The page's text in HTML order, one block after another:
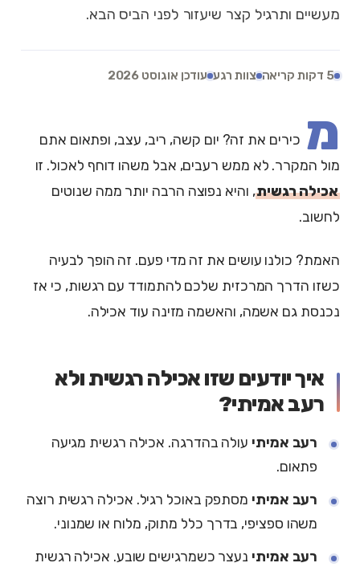
מעשיים ותרגיל קצר שיעזור לפני הביס הבא.
5 דקות קריאה צוות רגע עודכן אוגוסט 2026
מ כירים את זה? יום קשה, ריב, עצב, ופתאום אתם
מול המקרר. לא ממש רעבים, אבל משהו דוחף לאכול. זו
אכילה רגשית, והיא נפוצה הרבה יותר ממה שנוטים
לחשוב.
האמת? כולנו עושים את זה מדי פעם. זה הופך לבעיה
כשזו הדרך המרכזית שלכם להתמודד עם רגשות, כי אז
נכנסת גם אשמה, והאשמה מזינה עוד אכילה.
איך יודעים שזו אכילה רגשית ולא
רעב אמיתי?
רעב אמיתי עולה בהדרגה. אכילה רגשית מגיעה
פתאום.
רעב אמיתי מסתפק באוכל רגיל. אכילה רגשית רוצה
משהו ספציפי, בדרך כלל מתוק, מלוח או שמנוני.
רעב אמיתי נעצר כשמרגישים שובע. אכילה רגשית